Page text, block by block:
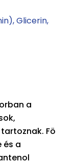
Glicerin
a
Fö
és a